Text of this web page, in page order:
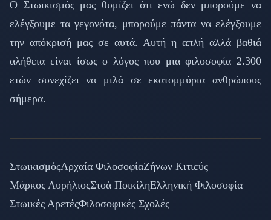
Ο Στωικισμός μας θυμίζει ότι ενώ δεν μπορούμε να
ελέγξουμε τα γεγονότα, μπορούμε πάντα να ελέγξουμε
την απόκρισή μας σε αυτά. Αυτή η απλή αλλά βαθιά
αλήθεια είναι ίσως ο λόγος που μια φιλοσοφία 2.300
ετών συνεχίζει να μιλά σε εκατομμύρια ανθρώπους
σήμερα.
ΣτωικισμόςΑρχαία ΦιλοσοφίαΖήνων Κιτιεύς
Μάρκος ΑυρήλιοςΣτοά ΠοικίληΕλληνική Φιλοσοφία
Στωικές ΑρετέςΦιλοσοφικές Σχολές